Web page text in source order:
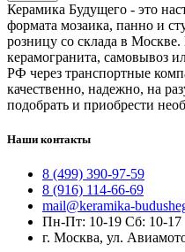
Керамика Будущего - это
формата мозаика, панно и
розницу со склада в
керамогранита, самовывоз
РФ через транспортные
качественно, надежно, на
подобрать и приобрести
Наши контакты
8 (499) 390-97-59
8 (916) 114-66-69
mail@keramika-
Пн-Пт: 10-19 Сб: 10-17
г. Москва, ул.